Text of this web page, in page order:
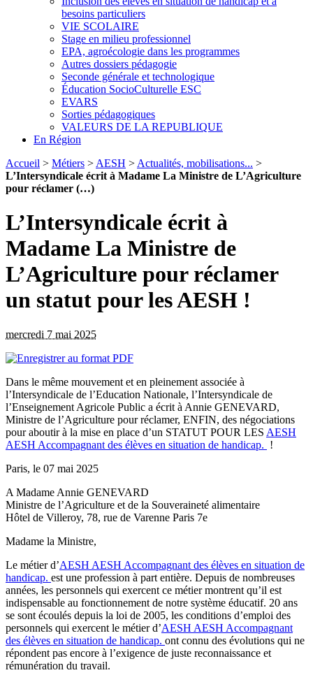
besoins particuliers
VIE SCOLAIRE
Stage en milieu professionnel
EPA, agroécologie dans les programmes
Autres dossiers pédagogie
Seconde générale et technologique
Éducation SocioCulturelle ESC
EVARS
Sorties pédagogiques
VALEURS DE LA REPUBLIQUE
En Région
Accueil > Métiers > AESH > Actualités, mobilisations... >
L’Intersyndicale écrit à Madame La Ministre de L’Agriculture
pour réclamer (…)
L’Intersyndicale écrit à
Madame La Ministre de
L’Agriculture pour réclamer
un statut pour les AESH !
mercredi 7 mai 2025
Dans le même mouvement et en pleinement associée à
l’Intersyndicale de l’Education Nationale, l’Intersyndicale de
l’Enseignement Agricole Public a écrit à Annie GENEVARD,
Ministre de l’Agriculture pour réclamer, ENFIN, des négociations
pour aboutir à la mise en place d’un STATUT POUR LES AESH
AESH Accompagnant des élèves en situation de handicap. !
Paris, le 07 mai 2025
A Madame Annie GENEVARD
Ministre de l’Agriculture et de la Souveraineté alimentaire
Hôtel de Villeroy, 78, rue de Varenne Paris 7e
Madame la Ministre,
Le métier d’AESH AESH Accompagnant des élèves en situation de
handicap. est une profession à part entière. Depuis de nombreuses
années, les personnels qui exercent ce métier montrent qu’il est
indispensable au fonctionnement de notre système éducatif. 20 ans
se sont écoulés depuis la loi de 2005, les conditions d’emploi des
personnels qui exercent le métier d’AESH AESH Accompagnant
des élèves en situation de handicap. ont connu des évolutions qui ne
répondent pas encore à l’exigence de juste reconnaissance et
rémunération du travail.